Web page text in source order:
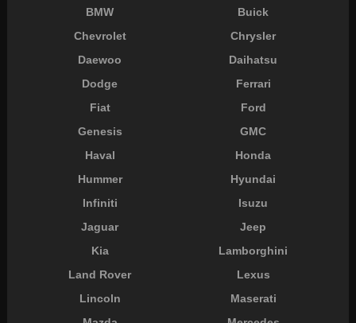
BMW
Buick
Chevrolet
Chrysler
Daewoo
Daihatsu
Dodge
Ferrari
Fiat
Ford
Genesis
GMC
Haval
Honda
Hummer
Hyundai
Infiniti
Isuzu
Jaguar
Jeep
Kia
Lamborghini
Land Rover
Lexus
Lincoln
Maserati